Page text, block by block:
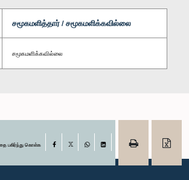
சமூகமளித்தார் / சமூகமளிக்கவில்லை
சமூகமளிக்கவில்லை
பகிர்ந்து கொள்க Facebook